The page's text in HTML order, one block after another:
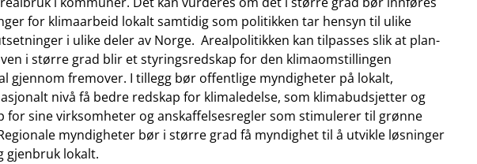
for klimaarbeid lokalt samtidig som politikken tar hensyn til ulike
i ulike deler av Norge. Arealpolitikken kan tilpasses slik at plan-
i større grad blir et styringsredskap for den klimaomstillingen
gjennom fremover. I tillegg bør offentlige myndigheter på lokalt,
nivå få bedre redskap for klimaledelse, som klimabudsjetter og
for sine virksomheter og anskaffelsesregler som stimulerer til grønne
myndigheter bør i større grad få myndighet til å utvikle løsninger
gjenbruk lokalt.